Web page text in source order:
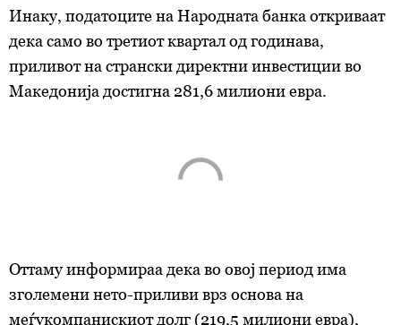
Инаку, податоците на Народната банка откриваат
дека само во третиот квартал од годинава,
приливот на странски директни инвестиции во
Македонија достигна 281,6 милиони евра.
Оттаму информираа дека во овој период има
зголемени нето-приливи врз основа на
меѓукомпанискиот долг (219,5 милиони евра),